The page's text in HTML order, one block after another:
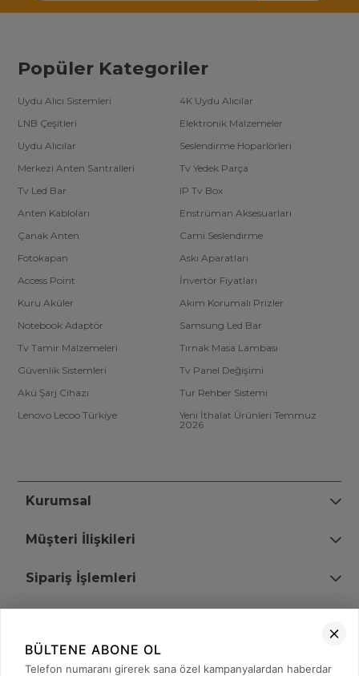
Popüler Kategoriler
Uydu Alıcı Sistemleri
4K Uydu Alıcılar
LNB Çeşitleri
Elektronik Malzemeler
Uydu Alıcılar
Seslendirme Hoparlörleri
Merkezi Anten Santralleri
Tv Yedek Parça
Tv Led Bar
IP Tv Box
Anten Kabloları
Enstrüman Aksesuarları
Çanak Anten
Cami Seslendirme
Fotokapan
Askı Aparatları
Access Point
İnvertör Fiyatları
Kuru Aküler
Akım Korumalı Prizler
Notebook Adaptör
Samsung Led Bar
Tv Tamir Malzemeleri
Tırnak Masa Lambası
Güvenlik Sistemleri
Tv Panel Değişimi
Akü Şarj Cihazı
Tur Rehber Sistemi
Lenovo Lecoo Türkiye
Yeni İthalat Ürünleri Temmuz
2026
Kurumsal
Müşteri İlişkileri
Sipariş İşlemleri
+90 (850) 473 08 08
BÜLTENE ABONE OL
Telefon numaranı girerek sana özel kampanyalardan haberdar